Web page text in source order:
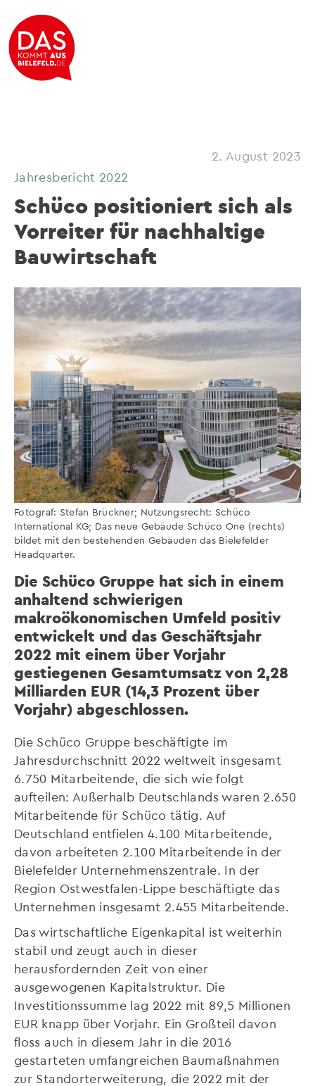
2. August 2023
Jahresbericht 2022
Schüco positioniert sich als
Vorreiter für nachhaltige
Bauwirtschaft
Fotograf: Stefan Brückner; Nutzungsrecht: Schüco
International KG; Das neue Gebäude Schüco One (rechts)
bildet mit den bestehenden Gebäuden das Bielefelder
Headquarter.
Die Schüco Gruppe hat sich in einem
anhaltend schwierigen
makroökonomischen Umfeld positiv
entwickelt und das Geschäftsjahr
2022 mit einem über Vorjahr
gestiegenen Gesamtumsatz von 2,28
Milliarden EUR (14,3 Prozent über
Vorjahr) abgeschlossen.
Die Schüco Gruppe beschäftigte im
Jahresdurchschnitt 2022 weltweit insgesamt
6.750 Mitarbeitende, die sich wie folgt
aufteilen: Außerhalb Deutschlands waren 2.650
Mitarbeitende für Schüco tätig. Auf
Deutschland entfielen 4.100 Mitarbeitende,
davon arbeiteten 2.100 Mitarbeitende in der
Bielefelder Unternehmenszentrale. In der
Region Ostwestfalen-Lippe beschäftigte das
Unternehmen insgesamt 2.455 Mitarbeitende.
Das wirtschaftliche Eigenkapital ist weiterhin
stabil und zeugt auch in dieser
herausfordernden Zeit von einer
ausgewogenen Kapitalstruktur. Die
Investitionssumme lag 2022 mit 89,5 Millionen
EUR knapp über Vorjahr. Ein Großteil davon
floss auch in diesem Jahr in die 2016
gestarteten umfangreichen Baumaßnahmen
zur Standorterweiterung, die 2022 mit der